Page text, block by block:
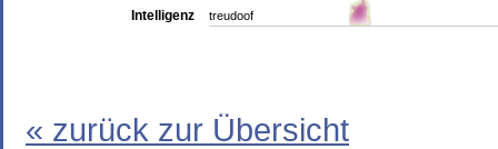
Intelligenz treudoof
« zurück zur Übersicht